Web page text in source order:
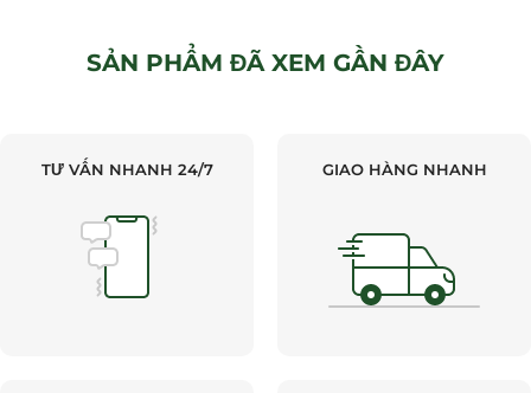
SẢN PHẨM ĐÃ XEM GẦN ĐÂY
TƯ VẤN NHANH 24/7 GIAO HÀNG NHANH